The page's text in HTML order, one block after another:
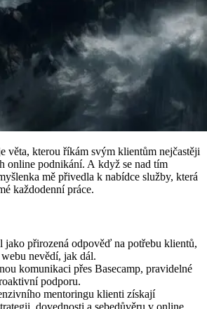
věta, kterou říkám svým klientům nejčastěji
online podnikání. A když se nad tím
mě přivedla k nabídce služby, která
každodenní práce.
přirozená odpověď na potřebu klientů,
nevědí, jak dál.
komunikaci přes Basecamp, pravidelné
podporu.
mentoringu klienti získají